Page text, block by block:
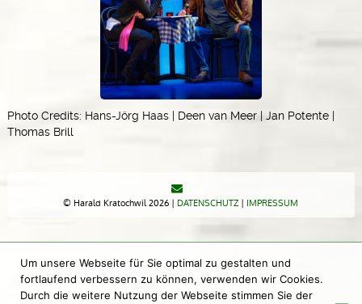
Photo Credits: Hans-Jörg Haas | Deen van Meer | Jan Potente |
Thomas Brill
© Harald Kratochwil 2026 | DATENSCHUTZ | IMPRESSUM
Um unsere Webseite für Sie optimal zu gestalten und
fortlaufend verbessern zu können, verwenden wir Cookies.
Durch die weitere Nutzung der Webseite stimmen Sie der